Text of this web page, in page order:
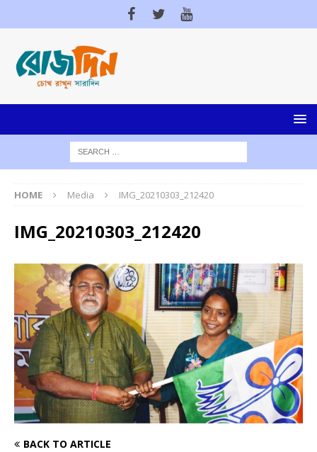
HOME Media IMG_20210303_212420
IMG_20210303_212420
BACK TO ARTICLE